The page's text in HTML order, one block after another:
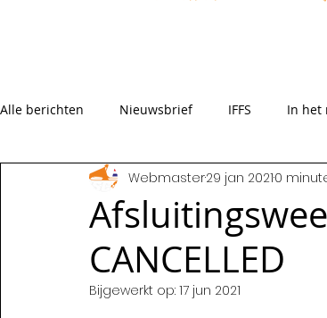
Alle berichten Nieuwsbrief IFFS In het
Overleden
CANCELLED
Webmaster29 jan 20210
Bijgewerkt op: 17 jun 2021